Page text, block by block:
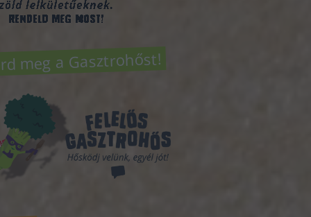
meg a Gasztrohőst!